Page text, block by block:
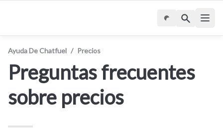
Ayuda De Chatfuel / Precios
Preguntas frecuentes
sobre precios